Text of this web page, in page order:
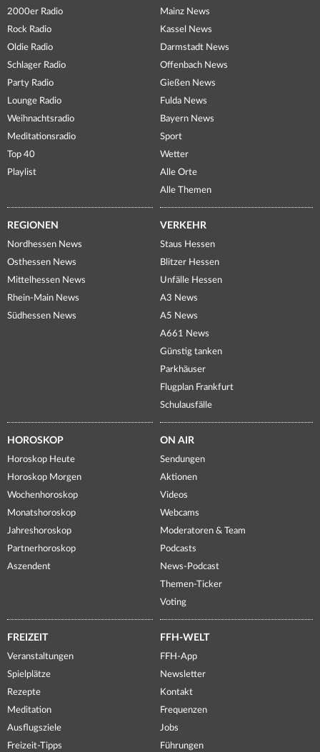
2000er Radio
Rock Radio
Oldie Radio
Schlager Radio
Party Radio
Lounge Radio
Weihnachtsradio
Meditationsradio
Top 40
Playlist
Mainz News
Kassel News
Darmstadt News
Offenbach News
Gießen News
Fulda News
Bayern News
Sport
Wetter
Alle Orte
Alle Themen
REGIONEN
Nordhessen News
Osthessen News
Mittelhessen News
Rhein-Main News
Südhessen News
VERKEHR
Staus Hessen
Blitzer Hessen
Unfälle Hessen
A3 News
A5 News
A661 News
Günstig tanken
Parkhäuser
Flugplan Frankfurt
Schulausfälle
HOROSKOP
Horoskop Heute
Horoskop Morgen
Wochenhoroskop
Monatshoroskop
Jahreshoroskop
Partnerhoroskop
Aszendent
ON AIR
Sendungen
Aktionen
Videos
Webcams
Moderatoren & Team
Podcasts
News-Podcast
Themen-Ticker
Voting
FREIZEIT
Veranstaltungen
Spielplätze
Rezepte
Meditation
Ausflugsziele
Freizeit-Tipps
FFH-WELT
FFH-App
Newsletter
Kontakt
Frequenzen
Jobs
Führungen